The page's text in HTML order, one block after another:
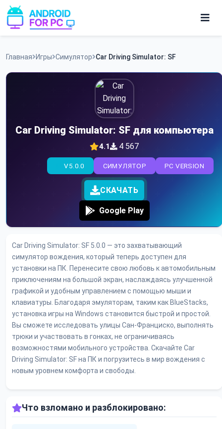
Skip
to
content
Приложения
Главная Игры Симулятор Car Driving Simulator: SF
Car Driving Simulator: SF для компьютера
4.1 4 567
PC VERSION
СИМУЛЯТОР
V5.0.0
СКАЧАТЬ
Google Play
Car Driving Simulator: SF 5.0.0 — это захватывающий
симулятор вождения, который теперь доступен для
установки на ПК. Перенесите свою любовь к автомобильным
приключениям на большой экран, наслаждаясь улучшенной
графикой и удобным управлением с помощью мыши и
клавиатуры. Благодаря эмуляторам, таким как BlueStacks,
установка игры на Windows становится быстрой и простой.
Вы сможете исследовать улицы Сан-Франциско, выполнять
трюки и участвовать в гонках, не ограничиваясь
возможностями мобильного устройства. Скачайте Car
Driving Simulator: SF на ПК и погрузитесь в мир вождения с
новым уровнем комфорта и свободы.
Что взломано и разблокировано: